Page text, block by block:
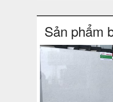
Sản phẩm